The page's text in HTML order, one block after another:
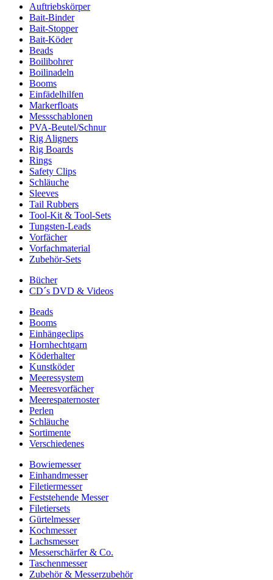
Auftriebskörper
Bait-Binder
Bait-Stopper
Bait-Köder
Beads
Boilibohrer
Boilinadeln
Booms
Einfädelhilfen
Markerfloats
Messschablonen
PVA-Beutel/Schnur
Rig Aligners
Rig Boards
Rings
Safety Clips
Schläuche
Sleeves
Tail Rubbers
Tool-Kit & Tool-Sets
Tungsten-Leads
Vorfächer
Vorfachmaterial
Zubehör-Sets
Bücher
CD´s DVD & Videos
Beads
Booms
Einhängeclips
Hornhechtgarn
Köderhalter
Kunstköder
Meeressystem
Meeresvorfächer
Meerespaternoster
Perlen
Schläuche
Sortimente
Verschiedenes
Bowiemesser
Einhandmesser
Filetiermesser
Feststehende Messer
Filetiersets
Gürtelmesser
Kochmesser
Lachsmesser
Messerschärfer & Co.
Taschenmesser
Zubehör & Messerzubehör